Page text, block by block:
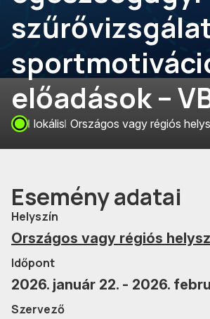
előadások –
lokális Országos vagy régiós
Esemény adatai
Helyszín
Országos vagy régiós
Időpont
2026. január 22. - 2026.
Szervező